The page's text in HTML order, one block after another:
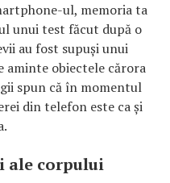
ul, memoria ta
unui test făcut după o
au fost supuși unui
aminte obiectele cărora
spun că în momentul
din telefon este ca și
ale corpului